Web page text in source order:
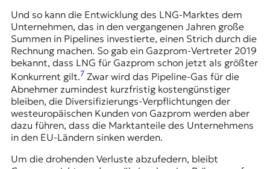
Und so kann die Entwicklung des LNG-Marktes dem
Unternehmen, das in den vergangenen Jahren große
Summen in Pipelines investierte, einen Strich durch die
Rechnung machen. So gab ein Gazprom-Vertreter 2019
bekannt, dass LNG für Gazprom schon jetzt als größter
Konkurrent gilt.7 Zwar wird das Pipeline-Gas für die
Abnehmer zumindest kurzfristig kostengünstiger
bleiben, die Diversifizierungs-Verpflichtungen der
westeuropäischen Kunden von Gazprom werden aber
dazu führen, dass die Marktanteile des Unternehmens
in den EU-Ländern sinken werden.
Um die drohenden Verluste abzufedern, bleibt